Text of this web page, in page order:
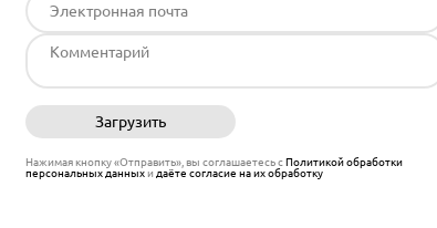
Загрузить
Нажимая кнопку «Отправить», вы соглашаетесь сПолитикой обработки
персональных данныхи даёте согласие на их обработку